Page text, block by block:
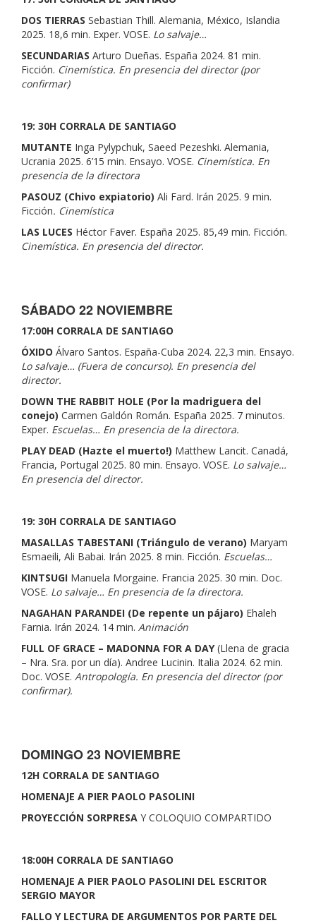
DOS TIERRAS Sebastian Thill. Alemania, México, Islandia
2025. 18,6 min. Exper. VOSE. Lo salvaje…
SECUNDARIAS Arturo Dueñas. España 2024. 81 min.
Ficción. Cinemística. En presencia del director (por
confirmar)
19: 30H CORRALA DE SANTIAGO
MUTANTE Inga Pylypchuk, Saeed Pezeshki. Alemania,
Ucrania 2025. 6’15 min. Ensayo. VOSE. Cinemística. En
presencia de la directora
PASOUZ (Chivo expiatorio) Ali Fard. Irán 2025. 9 min.
Ficción. Cinemística
LAS LUCES Héctor Faver. España 2025. 85,49 min. Ficción.
Cinemística. En presencia del director.
SÁBADO 22 NOVIEMBRE
17:00H CORRALA DE SANTIAGO
ÓXIDO Álvaro Santos. España-Cuba 2024. 22,3 min. Ensayo.
Lo salvaje… (Fuera de concurso). En presencia del
director.
DOWN THE RABBIT HOLE (Por la madriguera del
conejo) Carmen Galdón Román. España 2025. 7 minutos.
Exper. Escuelas… En presencia de la directora.
PLAY DEAD (Hazte el muerto!) Matthew Lancit. Canadá,
Francia, Portugal 2025. 80 min. Ensayo. VOSE. Lo salvaje…
En presencia del director.
19: 30H CORRALA DE SANTIAGO
MASALLAS TABESTANI (Triángulo de verano) Maryam
Esmaeili, Ali Babai. Irán 2025. 8 min. Ficción. Escuelas…
KINTSUGI Manuela Morgaine. Francia 2025. 30 min. Doc.
VOSE. Lo salvaje… En presencia de la directora.
NAGAHAN PARANDEI (De repente un pájaro) Ehaleh
Farnia. Irán 2024. 14 min. Animación
FULL OF GRACE – MADONNA FOR A DAY(Llena de gracia
– Nra. Sra. por un día). Andree Lucinin. Italia 2024. 62 min.
Doc. VOSE. Antropología. En presencia del director (por
confirmar).
DOMINGO 23 NOVIEMBRE
12H CORRALA DE SANTIAGO
HOMENAJE A PIER PAOLO PASOLINI
PROYECCIÓN SORPRESA Y COLOQUIO COMPARTIDO
18:00H CORRALA DE SANTIAGO
HOMENAJE A PIER PAOLO PASOLINI DEL ESCRITOR
SERGIO MAYOR
FALLO Y LECTURA DE ARGUMENTOS POR PARTE DEL